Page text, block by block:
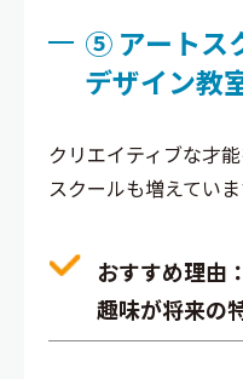
⑤ アートス
デザイン教
クリエイティブな才
スクールも増えていま
おすすめ理由
趣味が将来の